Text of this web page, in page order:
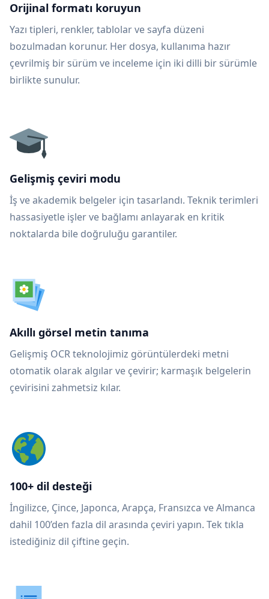
Orijinal formatı koruyun
Yazı tipleri, renkler, tablolar ve sayfa düzeni
bozulmadan korunur. Her dosya, kullanıma hazır
çevrilmiş bir sürüm ve inceleme için iki dilli bir sürümle
birlikte sunulur.
Gelişmiş çeviri modu
İş ve akademik belgeler için tasarlandı. Teknik terimleri
hassasiyetle işler ve bağlamı anlayarak en kritik
noktalarda bile doğruluğu garantiler.
Akıllı görsel metin tanıma
Gelişmiş OCR teknolojimiz görüntülerdeki metni
otomatik olarak algılar ve çevirir; karmaşık belgelerin
çevirisini zahmetsiz kılar.
100+ dil desteği
İngilizce, Çince, Japonca, Arapça, Fransızca ve Almanca
dahil 100’den fazla dil arasında çeviri yapın. Tek tıkla
istediğiniz dil çiftine geçin.